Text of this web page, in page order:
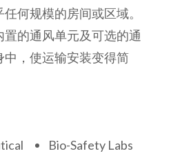
何规模的房间或区域。
置的通风单元及可选的通
中，使运输安装变得简
Bio-Safety Labs